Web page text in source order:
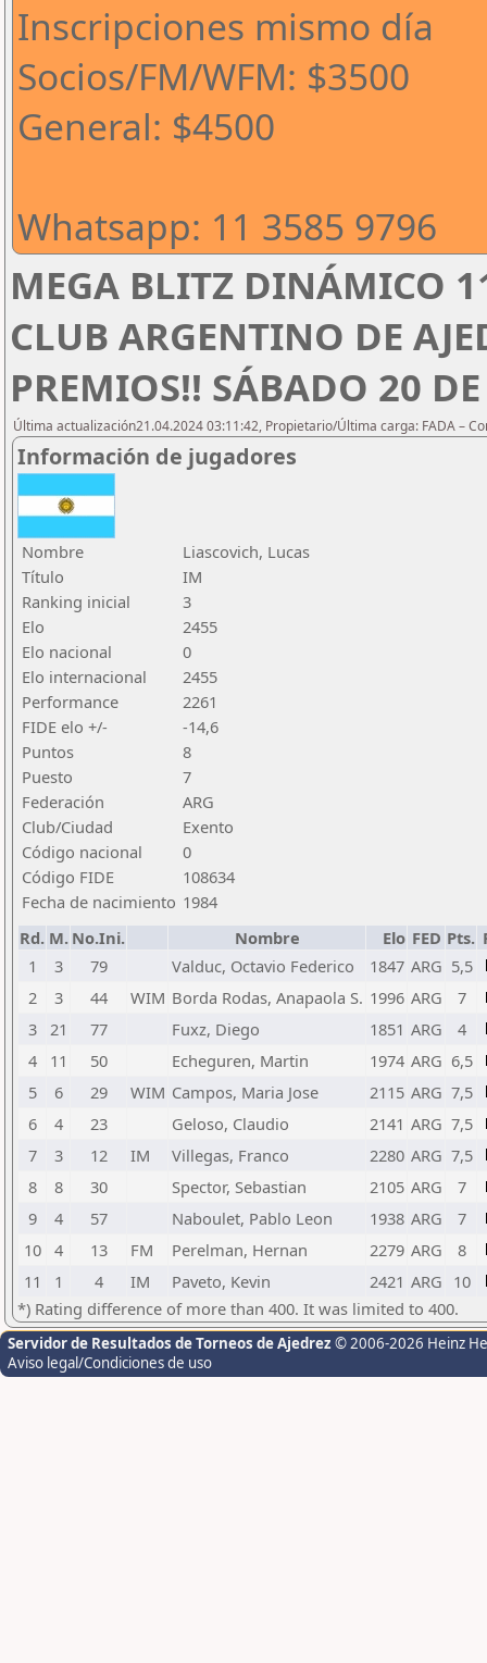
Inscripciones mismo día
Socios/FM/WFM: $3500
General: $4500
Whatsapp: 11 3585 9796
MEGA BLITZ DINÁMICO
CLUB ARGENTINO DE
PREMIOS!! SÁBADO 20
Última actualización21.04.2024 03:11:42, Propietario/Última carga: FADA –
Información de jugadores
Nombre
Liascovich, Lucas
Título
IM
Ranking inicial
3
Elo
2455
Elo nacional
0
Elo internacional
2455
Performance
2261
FIDE elo +/-
-14,6
Puntos
8
Puesto
7
Federación
ARG
Club/Ciudad
Exento
Código nacional
0
Código FIDE
108634
Fecha de nacimiento 1984
Rd. M. No.Ini. Nombre Elo FED Pts.
1
3 79 Valduc, Octavio Federico 1847 ARG 5,5
2
3 44 WIM Borda Rodas, Anapaola S. 1996 ARG
7
3 21 77 Fuxz, Diego 1851 ARG
4
4
11 50 Echeguren, Martin 1974 ARG 6,5
5
6 29 WIM Campos, Maria Jose 2115 ARG 7,5
6
4 23 Geloso, Claudio 2141 ARG 7,5
7
3 12 IM Villegas, Franco 2280 ARG 7,5
8
8 30 Spector, Sebastian 2105 ARG
7
9
4 57 Naboulet, Pablo Leon 1938 ARG
7
10 4 13 FM Perelman, Hernan 2279 ARG
8
11
1 4 IM Paveto, Kevin 2421 ARG 10
*) Rating difference of more than 400. It was limited to 400.
Servidor de Resultados de Torneos de Ajedrez © 2006-2026 Heinz
Aviso legal/Condiciones de uso